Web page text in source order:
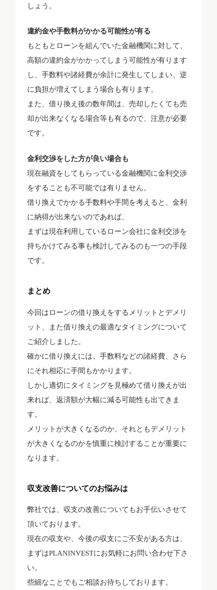
しょう。
違約金や手数料がかかる可能性が有る
もともとローンを組んでいた金融機関に対して、
高額の違約金がかかってしまう可能性が有ります
し、手数料や諸経費が余計に発生してしまい、逆
に負担が増えてしまう場合も有ります。
また、借り換え後の数年間は、売却したくても売
却が出来なくなる場合等も有るので、注意が必要
です。
金利交渉をした方が良い場合も
現在融資をしてもらっている金融機関に金利交渉
をすることも不可能では有りません。
借り換えでかかる手数料や手間を考えると、金利
に納得が出来ないのであれば、
まずは現在利用しているローン会社に金利交渉を
持ちかけてみる事も検討してみるのも一つの手段
です。
まとめ
今回はローンの借り換えをするメリットとデメリ
ット、また借り換えの最適なタイミングについて
ご紹介しました。
確かに借り換えには、手数料などの諸経費、さら
にそれ相応に手間もかかります。
しかし適切にタイミングを見極めて借り換えが出
来れば、返済額が大幅に減る可能性も出てきま
す。
メリットが大きくなるのか、それともデメリット
が大きくなるのかを慎重に検討することが重要に
なります。
収支改善についてのお悩みは
弊社では、収支の改善についてもお手伝いさせて
頂いております。
現在の収支や、今後の収支にご不安がある方は、
まずはPLANINVESTにお気軽にお問い合わせ下さ
い。
些細なことでもご相談お待ちしております。